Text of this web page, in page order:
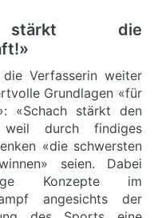
die
Verfasserin weiter
Grundlagen «für
«Schach stärkt den
weil durch findiges
«die schwersten
seien. Dabei
Konzepte im
angesichts der